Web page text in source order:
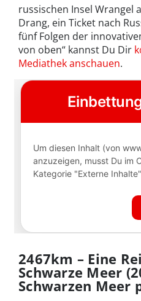
russischen Insel Wrangel
Drang, ein Ticket nach
fünf Folgen der
von oben“ kannst Du Dir
Mediathek anschauen.
2467km – Eine
Schwarze Meer
Schwarzen Meer